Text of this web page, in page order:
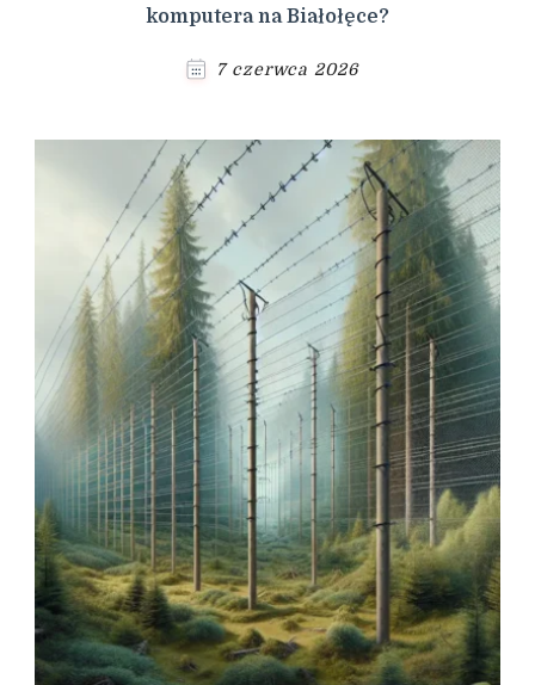
komputera na Białołęce?
7 czerwca 2026